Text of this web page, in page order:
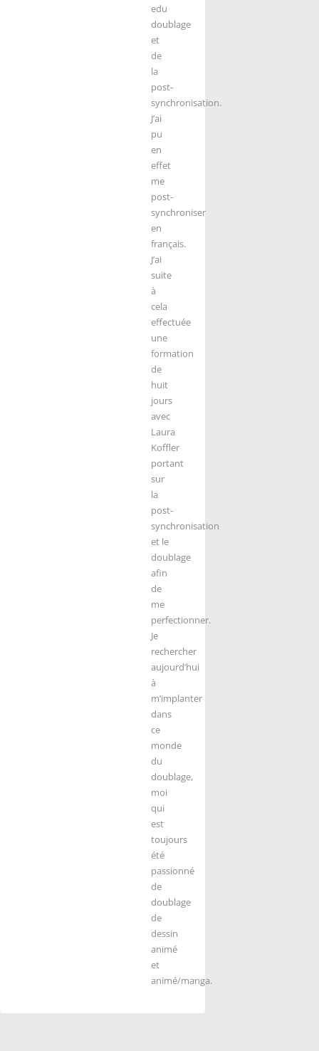
edu
doublage
et
de
la
post-
synchronisation.
J’ai
pu
en
effet
me
post-
synchroniser
en
français.
J’ai
suite
à
cela
effectuée
une
formation
de
huit
jours
avec
Laura
Koffler
portant
sur
la
post-
synchronisation
et le
doublage
afin
de
me
perfectionner.
Je
rechercher
aujourd’hui
à
m’implanter
dans
ce
monde
du
doublage,
moi
qui
est
toujours
été
passionné
de
doublage
de
dessin
animé
et
animé/manga.